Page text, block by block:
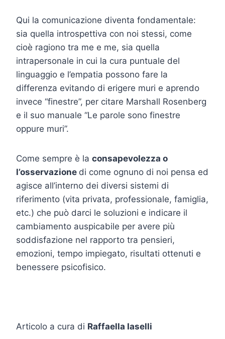
Qui la comunicazione diventa fondamentale:
sia quella introspettiva con noi stessi, come
cioè ragiono tra me e me, sia quella
intrapersonale in cui la cura puntuale del
linguaggio e l’empatia possono fare la
differenza evitando di erigere muri e aprendo
invece “finestre”, per citare Marshall Rosenberg
e il suo manuale “Le parole sono finestre
oppure muri”.
Come sempre è la consapevolezza o
l’osservazione di come ognuno di noi pensa ed
agisce all’interno dei diversi sistemi di
riferimento (vita privata, professionale, famiglia,
etc.) che può darci le soluzioni e indicare il
cambiamento auspicabile per avere più
soddisfazione nel rapporto tra pensieri,
emozioni, tempo impiegato, risultati ottenuti e
benessere psicofisico.
Articolo a cura di Raffaella Iaselli